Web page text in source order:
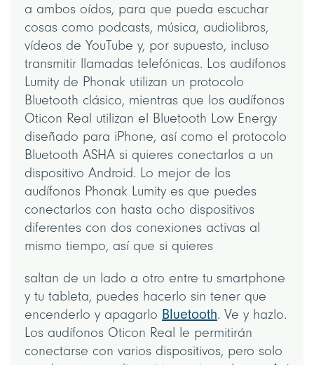
a ambos oídos, para que pueda escuchar
cosas como podcasts, música, audiolibros,
vídeos de YouTube y, por supuesto, incluso
transmitir llamadas telefónicas. Los audífonos
Lumity de Phonak utilizan un protocolo
Bluetooth clásico, mientras que los audífonos
Oticon Real utilizan el Bluetooth Low Energy
diseñado para iPhone, así como el protocolo
Bluetooth ASHA si quieres conectarlos a un
dispositivo Android. Lo mejor de los
audífonos Phonak Lumity es que puedes
conectarlos con hasta ocho dispositivos
diferentes con dos conexiones activas al
mismo tiempo, así que si quieres
saltan de un lado a otro entre tu smartphone
y tu tableta, puedes hacerlo sin tener que
encenderlo y apagarlo Bluetooth. Ve y hazlo.
Los audífonos Oticon Real le permitirán
conectarse con varios dispositivos, pero solo